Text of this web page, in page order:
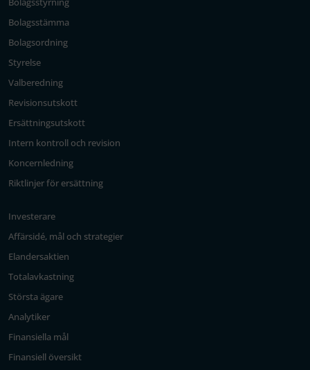
Bolagsstämma
Bolagsordning
Styrelse
Valberedning
Revisionsutskott
Ersättningsutskott
Intern kontroll och revision
Koncernledning
Riktlinjer för ersättning
Investerare
Affärsidé, mål och strategier
Elandersaktien
Totalavkastning
Största ägare
Analytiker
Finansiella mål
Finansiell översikt